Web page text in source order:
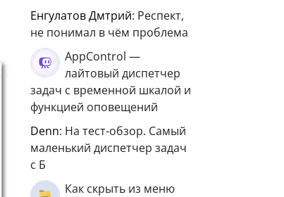
Енгулатов Дмтрий: Респект,
не понимал в чём проблема
AppControl —
лайтовый диспетчер
задач с временной шкалой и
функцией оповещений
Denn: На тест-обзор. Самый
маленький диспетчер задач
с Б
Как скрыть из меню